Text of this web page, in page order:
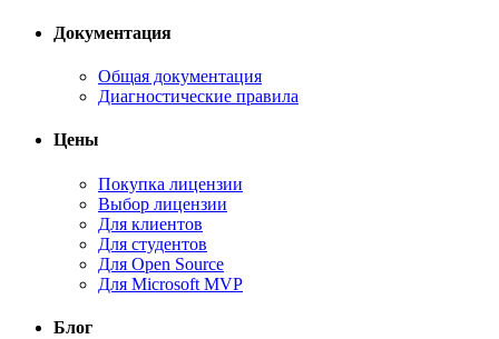
Документация
Общая документация
Диагностические правила
Цены
Покупка лицензии
Выбор лицензии
Для клиентов
Для студентов
Для Open Source
Для Microsoft MVP
Блог